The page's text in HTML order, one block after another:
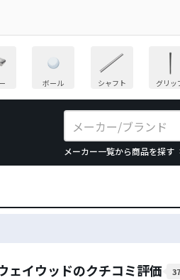
ボール シャフト グリッ
メーカー一覧から商品を探す
ェイウッドのクチコミ評価